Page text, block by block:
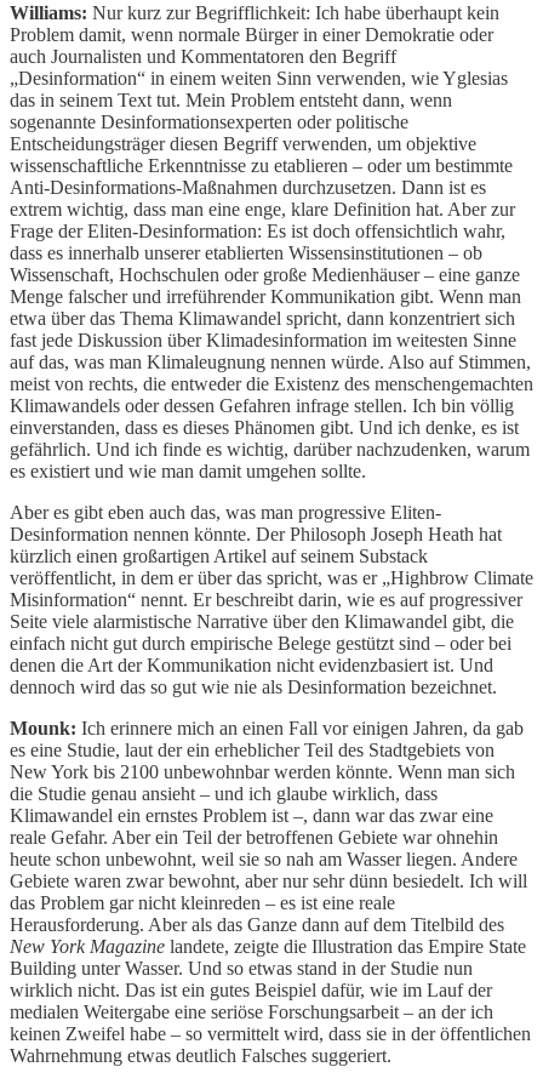
Williams: Nur kurz zur Begrifflichkeit: Ich habe überhaupt kein
Problem damit, wenn normale Bürger in einer Demokratie oder
auch Journalisten und Kommentatoren den Begriff
„Desinformation“ in einem weiten Sinn verwenden, wie Yglesias
das in seinem Text tut. Mein Problem entsteht dann, wenn
sogenannte Desinformationsexperten oder politische
Entscheidungsträger diesen Begriff verwenden, um objektive
wissenschaftliche Erkenntnisse zu etablieren – oder um bestimmte
Anti-Desinformations-Maßnahmen durchzusetzen. Dann ist es
extrem wichtig, dass man eine enge, klare Definition hat. Aber zur
Frage der Eliten-Desinformation: Es ist doch offensichtlich wahr,
dass es innerhalb unserer etablierten Wissensinstitutionen – ob
Wissenschaft, Hochschulen oder große Medienhäuser – eine ganze
Menge falscher und irreführender Kommunikation gibt. Wenn man
etwa über das Thema Klimawandel spricht, dann konzentriert sich
fast jede Diskussion über Klimadesinformation im weitesten Sinne
auf das, was man Klimaleugnung nennen würde. Also auf Stimmen,
meist von rechts, die entweder die Existenz des menschengemachten
Klimawandels oder dessen Gefahren infrage stellen. Ich bin völlig
einverstanden, dass es dieses Phänomen gibt. Und ich denke, es ist
gefährlich. Und ich finde es wichtig, darüber nachzudenken, warum
es existiert und wie man damit umgehen sollte.
Aber es gibt eben auch das, was man progressive Eliten-
Desinformation nennen könnte. Der Philosoph Joseph Heath hat
kürzlich einen großartigen Artikel auf seinem Substack
veröffentlicht, in dem er über das spricht, was er „Highbrow Climate
Misinformation“ nennt. Er beschreibt darin, wie es auf progressiver
Seite viele alarmistische Narrative über den Klimawandel gibt, die
einfach nicht gut durch empirische Belege gestützt sind – oder bei
denen die Art der Kommunikation nicht evidenzbasiert ist. Und
dennoch wird das so gut wie nie als Desinformation bezeichnet.
Mounk: Ich erinnere mich an einen Fall vor einigen Jahren, da gab
es eine Studie, laut der ein erheblicher Teil des Stadtgebiets von
New York bis 2100 unbewohnbar werden könnte. Wenn man sich
die Studie genau ansieht – und ich glaube wirklich, dass
Klimawandel ein ernstes Problem ist –, dann war das zwar eine
reale Gefahr. Aber ein Teil der betroffenen Gebiete war ohnehin
heute schon unbewohnt, weil sie so nah am Wasser liegen. Andere
Gebiete waren zwar bewohnt, aber nur sehr dünn besiedelt. Ich will
das Problem gar nicht kleinreden – es ist eine reale
Herausforderung. Aber als das Ganze dann auf dem Titelbild des
New York Magazine landete, zeigte die Illustration das Empire State
Building unter Wasser. Und so etwas stand in der Studie nun
wirklich nicht. Das ist ein gutes Beispiel dafür, wie im Lauf der
medialen Weitergabe eine seriöse Forschungsarbeit – an der ich
keinen Zweifel habe – so vermittelt wird, dass sie in der öffentlichen
Wahrnehmung etwas deutlich Falsches suggeriert.